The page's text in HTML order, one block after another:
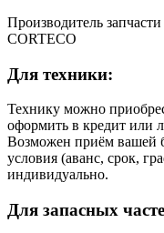
Производитель запчасти
CORTECO
Для техники:
Технику можно
оформить в кредит или
Возможен приём вашей
условия (аванс, срок,
индивидуально.
Для запасных